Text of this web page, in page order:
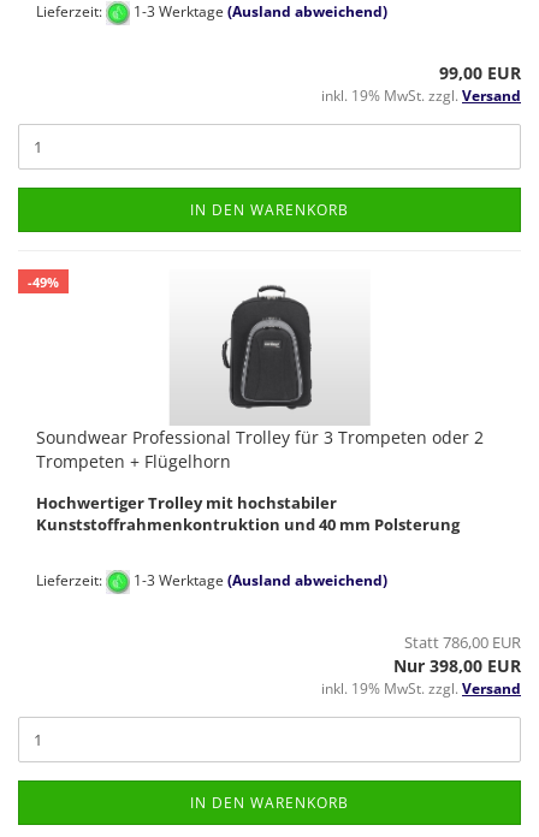
Lieferzeit: 1-3 Werktage (Ausland abweichend)
99,00 EUR
inkl. 19% MwSt. zzgl. Versand
IN DEN WARENKORB
-49%
Soundwear Professional Trolley für 3 Trompeten oder 2
Trompeten + Flügelhorn
Hochwertiger Trolley mit hochstabiler
Kunststoffrahmenkontruktion und 40 mm Polsterung
Lieferzeit: 1-3 Werktage (Ausland abweichend)
Statt 786,00 EUR
Nur 398,00 EUR
inkl. 19% MwSt. zzgl. Versand
IN DEN WARENKORB